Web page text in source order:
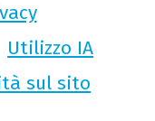
Utilizzo IA
sul sito